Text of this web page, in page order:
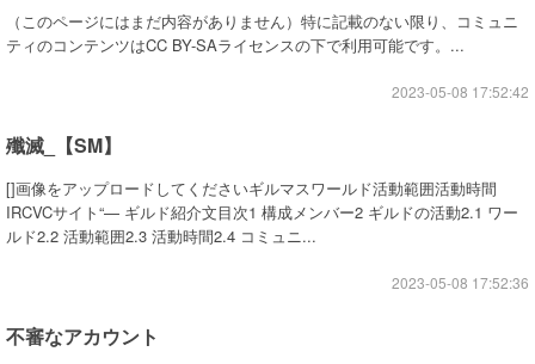
（このページにはまだ内容がありません）特に記載のない限り、コミュニ
ティのコンテンツはCC BY-SAライセンスの下で利用可能です。...
2023-05-08 17:52:42
殲滅_【SM】
[]画像をアップロードしてくださいギルマスワールド活動範囲活動時間
IRCVCサイト“— ギルド紹介文目次1 構成メンバー2 ギルドの活動2.1 ワー
ルド2.2 活動範囲2.3 活動時間2.4 コミュニ...
2023-05-08 17:52:36
不審なアカウント